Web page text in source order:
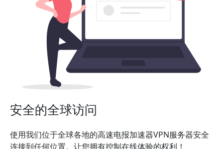
安全的全球访问
使用我们位于全球各地的高速电报加速器VPN服务器安全
连接到任何位置。让您拥有控制在线体验的权利！